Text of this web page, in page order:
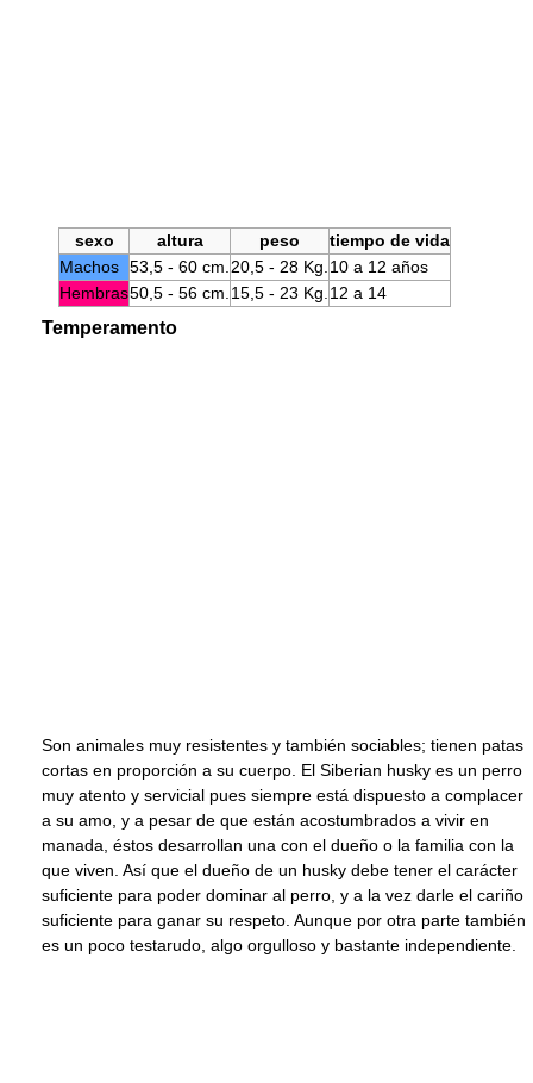
sexo altura peso
tiempo de vida
Machos 53,5 - 60 cm. 20,5 - 28 Kg. 10 a 12 años
Hembras50,5 - 56 cm. 15,5 - 23 Kg. 12 a 14
Temperamento
Son animales muy resistentes y también sociables; tienen patas
cortas en proporción a su cuerpo. El Siberian husky es un perro
muy atento y servicial pues siempre está dispuesto a complacer
a su amo, y a pesar de que están acostumbrados a vivir en
manada, éstos desarrollan una con el dueño o la familia con la
que viven. Así que el dueño de un husky debe tener el carácter
suficiente para poder dominar al perro, y a la vez darle el cariño
suficiente para ganar su respeto. Aunque por otra parte también
es un poco testarudo, algo orgulloso y bastante independiente.